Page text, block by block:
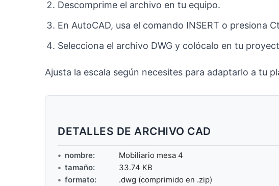
Descomprime el archivo en tu equipo.
En AutoCAD, usa el comando INSERT o presiona
Selecciona el archivo DWG y colócalo en tu
Ajusta la escala según necesites para adaptarlo a tu
DETALLES DE ARCHIVO CAD
nombre:
Mobiliario mesa 4
tamaño:
33.74 KB
formato:
.dwg (comprimido en .zip)